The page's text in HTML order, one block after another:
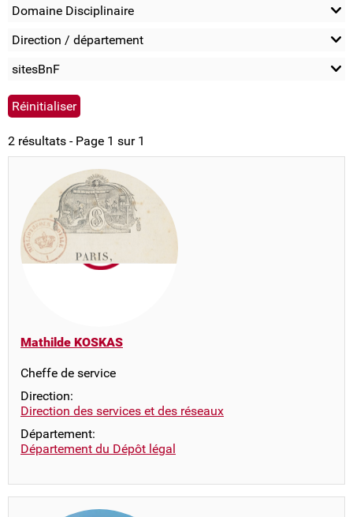
Domaine Disciplinaire
Direction / département
sitesBnF
2 résultats - Page 1 sur 1
Mathilde KOSKAS
Cheffe de service
Direction:
Direction des services et des réseaux
Département:
Département du Dépôt légal